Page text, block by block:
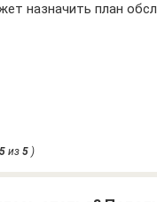
назначить план
из 5 )